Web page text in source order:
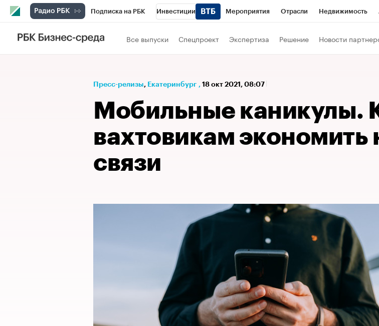
Подписка на РБК Инвестиции Мероприятия Отрасли Недвижимость
РБК Вино
Проверка контрагентов
Все выпуски Спецпроект Экспертиза Решение Новости
Пресс-релизы⁠, Екатеринбург , 18 окт 2021, 08:07
Мобильные каникулы.
вахтовикам экономить
связи